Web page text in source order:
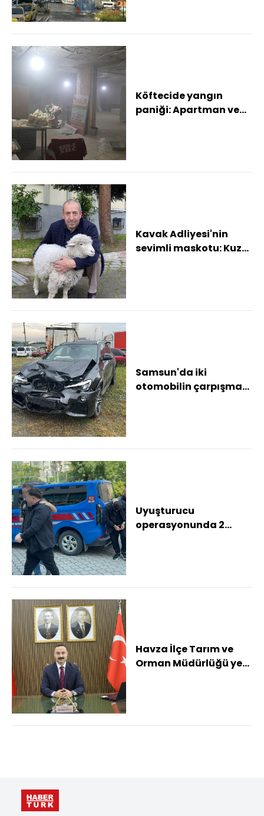
Köftecide yangın
paniği: Apartman ve
Kavak Adliyesi'nin
sevimli maskotu: Kuzu
Samsun'da iki
otomobilin çarpışması
Uyuşturucu
operasyonunda 2
Havza İlçe Tarım ve
Orman Müdürlüğü yeni